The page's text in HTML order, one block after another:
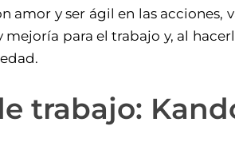
amor y ser ágil en las
mejoría para el trabajo y, al
trabajo: